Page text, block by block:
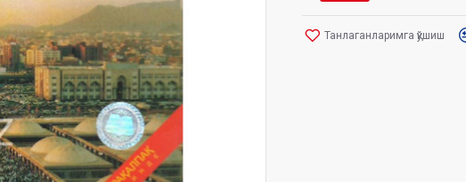
Танлаганларимга қўшиш